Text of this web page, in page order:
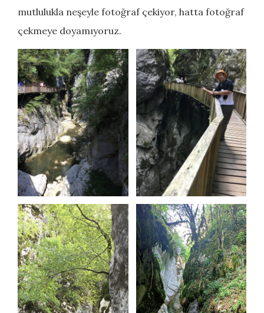
mutlulukla neşeyle fotoğraf çekiyor, hatta fotoğraf
çekmeye doyamıyoruz.